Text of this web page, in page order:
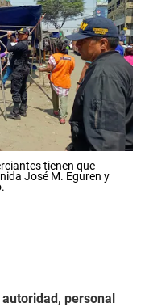
tienen que
José M. Eguren y
personal